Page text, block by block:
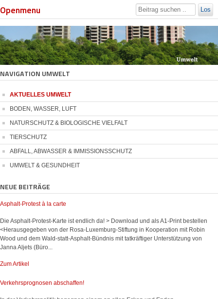
Openmenu Los
NAVIGATION UMWELT
AKTUELLES UMWELT
BODEN, WASSER, LUFT
NATURSCHUTZ & BIOLOGISCHE VIELFALT
TIERSCHUTZ
ABFALL, ABWASSER & IMMISSIONSSCHUTZ
UMWELT & GESUNDHEIT
NEUE BEITRÄGE
Asphalt-Protest à la carte
Die Asphalt-Protest-Karte ist endlich da! > Download und als A1-Print bestellen
<Herausgegeben von der Rosa-Luxemburg-Stiftung in Kooperation mit Robin
Wood und dem Wald-statt-Asphalt-Bündnis mit tatkräftiger Unterstützung von
Janna Aljets (Büro...
Zum Artikel
Verkehrsprognosen abschaffen!